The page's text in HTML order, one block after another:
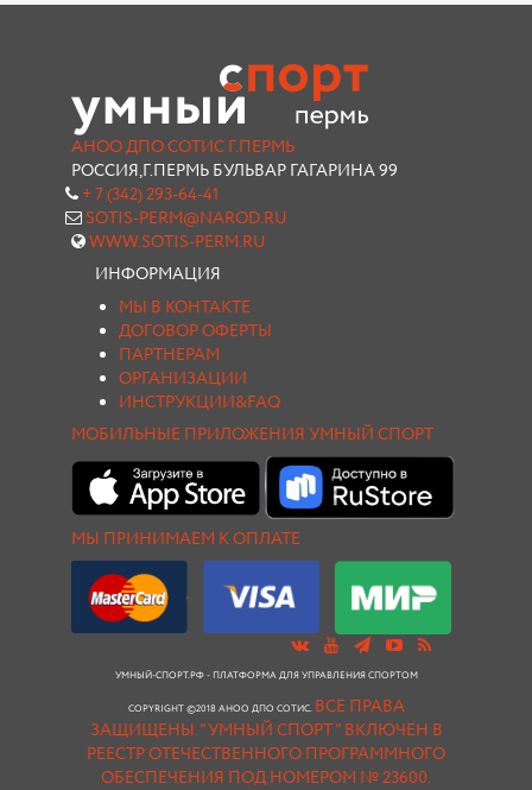
АНОО ДПО СОТИС Г.ПЕРМЬ
РОССИЯ,Г.ПЕРМЬ БУЛЬВАР ГАГАРИНА 99
+ 7 (342) 293-64-41
SOTIS-PERM@NAROD.RU
WWW.SOTIS-PERM.RU
ИНФОРМАЦИЯ
МЫ В КОНТАКТЕ
ДОГОВОР ОФЕРТЫ
ПАРТНЕРАМ
ОРГАНИЗАЦИИ
ИНСТРУКЦИИ&FAQ
МОБИЛЬНЫЕ ПРИЛОЖЕНИЯ УМНЫЙ СПОРТ
МЫ ПРИНИМАЕМ К ОПЛАТЕ
УМНЫЙ-СПОРТ.РФ - ПЛАТФОРМА ДЛЯ УПРАВЛЕНИЯ СПОРТОМ
COPYRIGHT ©2018 АНОО ДПО СОТИС. ВСЕ ПРАВА
ЗАЩИЩЕНЫ."УМНЫЙ СПОРТ " ВКЛЮЧЕН В
РЕЕСТР ОТЕЧЕСТВЕННОГО ПРОГРАММНОГО
ОБЕСПЕЧЕНИЯ ПОД НОМЕРОМ № 23600.